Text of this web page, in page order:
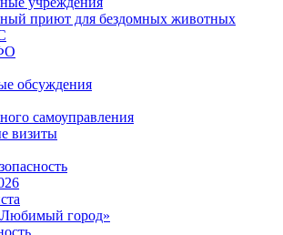
приют для бездомных животных
обсуждения
самоуправления
визиты
город»